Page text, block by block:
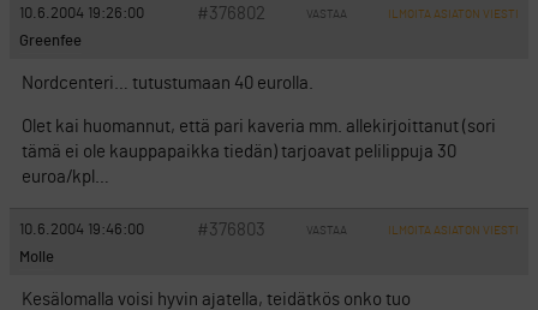
10.6.2004 19:26:00 #376802 VASTAA ILMOITA ASIATON VIESTI
Greenfee
Nordcenteri… tutustumaan 40 eurolla.
Olet kai huomannut, että pari kaveria mm. allekirjoittanut (sori
tämä ei ole kauppapaikka tiedän) tarjoavat pelilippuja 30
euroa/kpl…
10.6.2004 19:46:00 #376803 VASTAA ILMOITA ASIATON VIESTI
Molle
Kesälomalla voisi hyvin ajatella, teidätkös onko tuo